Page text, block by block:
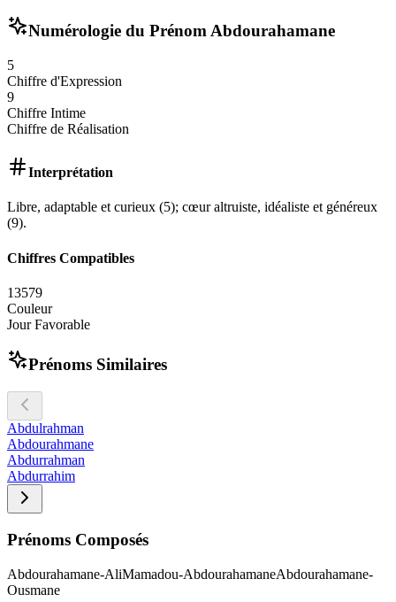
Numérologie du Prénom Abdourahamane
5
Chiffre d'Expression
9
Chiffre Intime
Chiffre de Réalisation
Interprétation
Libre, adaptable et curieux (5); cœur altruiste, idéaliste et généreux
(9).
Chiffres Compatibles
13579
Couleur
Jour Favorable
Prénoms Similaires
Abdulrahman
Abdourahmane
Abdurrahman
Abdurrahim
Prénoms Composés
Abdourahamane-AliMamadou-AbdourahamaneAbdourahamane-
Ousmane